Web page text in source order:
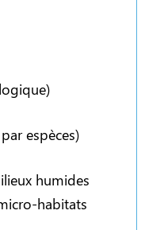
espèces)
humides
habitats